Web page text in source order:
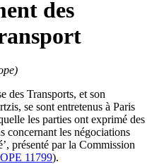
des
des Transports, et son
se sont entretenus à Paris
les parties ont exprimé des
concernant les négociations
présenté par la Commission
11799).